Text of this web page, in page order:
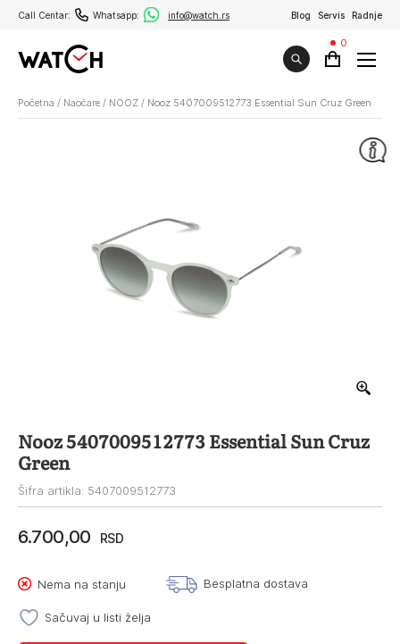
Call Centar: Whatsapp: info@watch.rs Blog Servis Radnje
0
Početna / Naočare / NOOZ / Nooz 5407009512773 Essential Sun Cruz Green
Nooz 5407009512773 Essential Sun Cruz
Green
Šifra artikla: 5407009512773
6.700,00 RSD
Nema na stanju Besplatna dostava
Sačuvaj u listi želja